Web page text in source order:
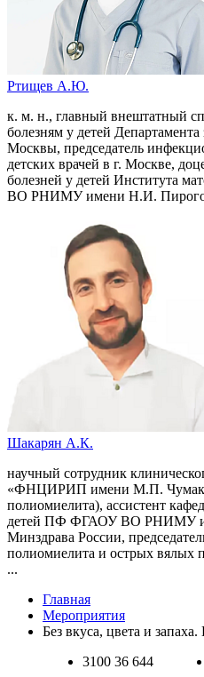
Ртищев А.Ю.
к. м. н., главный внештатный
болезням у детей Департамента
Москвы, председатель
детских врачей в г. Москве,
болезней у детей Института
ВО РНИМУ имени Н.И.
Шакарян А.К.
научный сотрудник
«ФНЦИРИП имени М.П.
полиомиелита), ассистент
детей ПФ ФГАОУ ВО РНИМУ
Минздрава России,
полиомиелита и острых вялых
...
Главная
Мероприятия
Без вкуса, цвета и
3100 36 644